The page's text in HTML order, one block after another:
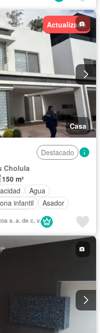
Actualizado
Casa
Destacado
Cholula
150 m²
Agua
infantil
Asador
de televisión
Cocina integral
Permite mascotas
s. a. de c. v.